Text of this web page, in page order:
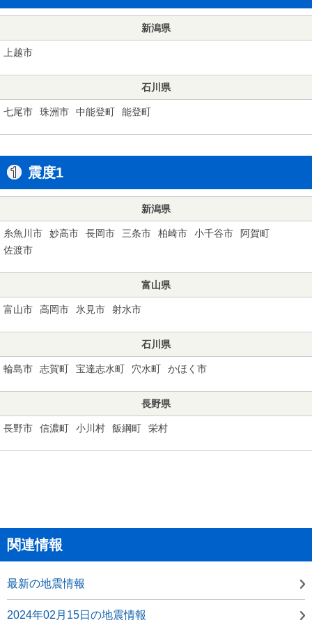
新潟県
上越市
石川県
七尾市 珠洲市 中能登町 能登町
震度1
新潟県
糸魚川市 妙高市 長岡市 三条市 柏崎市 小千谷市
阿賀町
佐渡市
富山県
富山市 高岡市 氷見市 射水市
石川県
輪島市 志賀町 宝達志水町 穴水町 かほく市
長野県
長野市 信濃町 小川村 飯綱町 栄村
関連情報
最新の地震情報
2024年02月15日の地震情報